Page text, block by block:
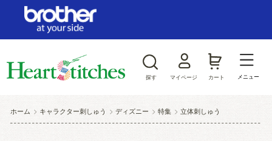
探す マイページ カート メニュー
ホーム > キャラクター刺しゅう >ディズニー >特集 >立体刺しゅう
ログイン/新規会員登録